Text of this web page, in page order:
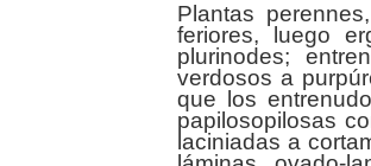
Plantas
feriores, luego
plurinodes;
verdosos a
que los
papilosopilosas
laciniadas a